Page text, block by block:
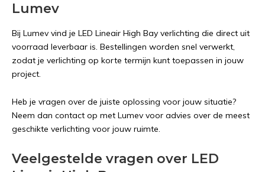
Lumev
Bij Lumev vind je LED Lineair High Bay verlichting die direct uit
voorraad leverbaar is. Bestellingen worden snel verwerkt,
zodat je verlichting op korte termijn kunt toepassen in jouw
project.
Heb je vragen over de juiste oplossing voor jouw situatie?
Neem dan contact op met Lumev voor advies over de meest
geschikte verlichting voor jouw ruimte.
Veelgestelde vragen over LED